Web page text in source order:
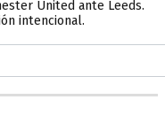
United ante Leeds.
intencional.